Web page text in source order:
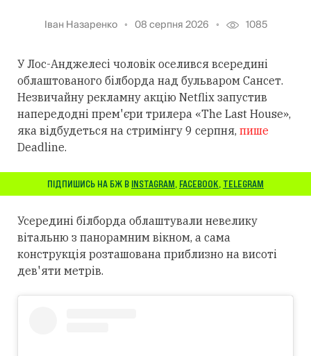
Іван Назаренко 08 серпня 2026 1085
У Лос-Анджелесі чоловік оселився всередині
облаштованого білборда над бульваром Сансет.
Незвичайну рекламну акцію Netflix запустив
напередодні прем'єри трилера «The Last House»,
яка відбудеться на стримінгу 9 серпня, пише
Deadline.
ПІДПИШИСЬ НА БЖ В INSTAGRAM, FACEBOOK, TELEGRAM
Усередині білборда облаштували невелику
вітальню з панорамним вікном, а сама
конструкція розташована приблизно на висоті
дев'яти метрів.